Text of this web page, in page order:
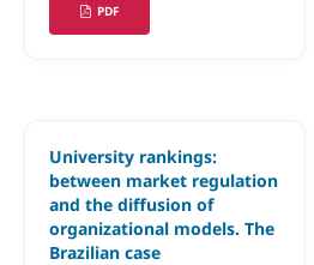
PDF
University rankings:
between market regulation
and the diffusion of
organizational models. The
Brazilian case